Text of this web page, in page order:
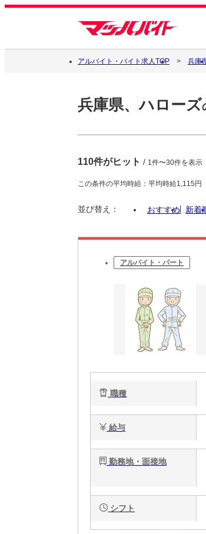
アルバイト・バイト求人TOP 兵庫
兵庫県、ハローズ
110件がヒット / 1件〜30件を表示
この条件の平均時給：平均時給1,115円
並び替え： おすすめ 新着
アルバイト・パート
職種
給与
勤務地・面接地
シフト